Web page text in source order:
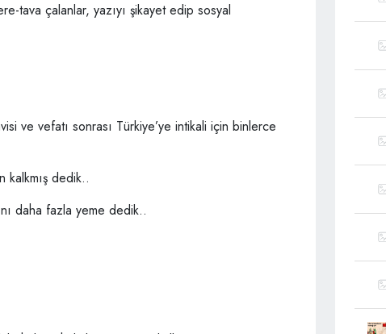
tava çalanlar, yazıyı şikayet edip sosyal
ve vefatı sonrası Türkiye’ye intikali için binlerce
kalkmış dedik..
daha fazla yeme dedik..